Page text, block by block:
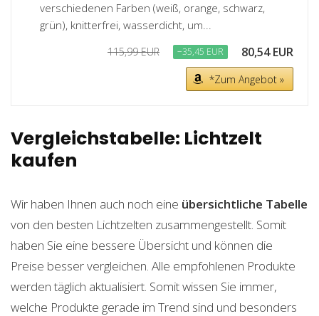
verschiedenen Farben (weiß, orange, schwarz,
grün), knitterfrei, wasserdicht, um...
115,99 EUR −35,45 EUR 80,54 EUR
*Zum Angebot »
Vergleichstabelle: Lichtzelt
kaufen
Wir haben Ihnen auch noch eine übersichtliche Tabelle
von den besten Lichtzelten zusammengestellt. Somit
haben Sie eine bessere Übersicht und können die
Preise besser vergleichen. Alle empfohlenen Produkte
werden täglich aktualisiert. Somit wissen Sie immer,
welche Produkte gerade im Trend sind und besonders